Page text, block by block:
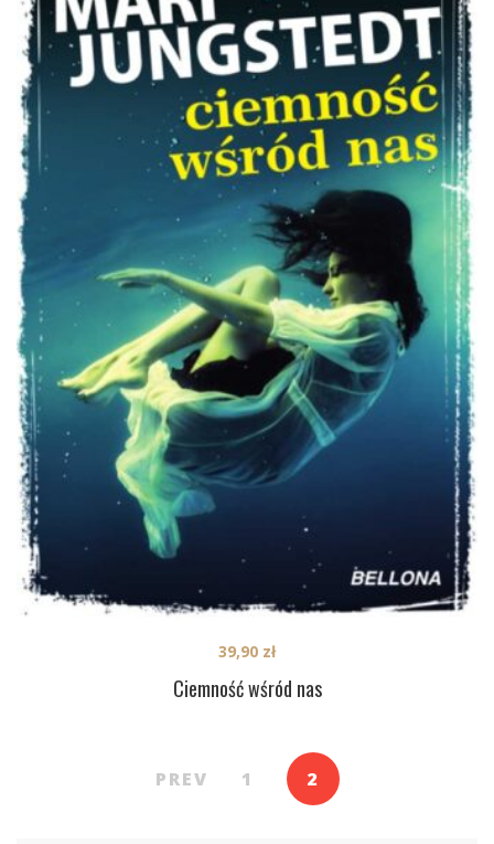
Ciemność wśród nas
39,90 zł
PREV 1 2